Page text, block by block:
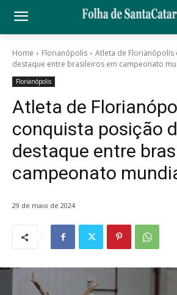
Home Florianópolis
Atleta de Florianópolis
destaque entre brasileiros em campeonato
Florianópolis
Atleta de
conquista posição
destaque entre
campeonato
29 de maio de 2024